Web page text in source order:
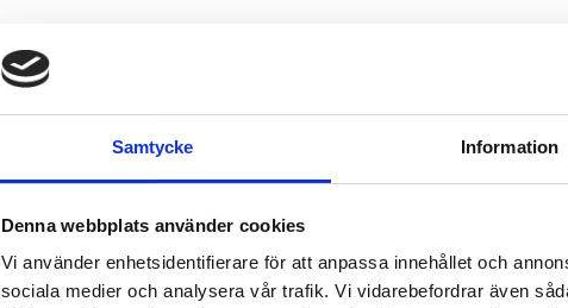
Samtycke Information
Denna webbplats använder cookies
Vi använder enhetsidentifierare för att anpassa innehållet och
sociala medier och analysera vår trafik. Vi vidarebefordrar även